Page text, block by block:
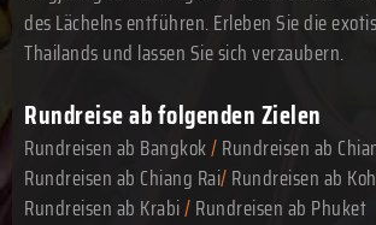
des Lächelns entführen. Erleben Sie die
Thailands und lassen Sie sich verzaubern.
Rundreise ab folgenden Zielen
Rundreisen ab Bangkok/Rundreisen ab
Rundreisen ab Chiang Rai/Rundreisen ab
Rundreisen ab Krabi/Rundreisen ab Phuket